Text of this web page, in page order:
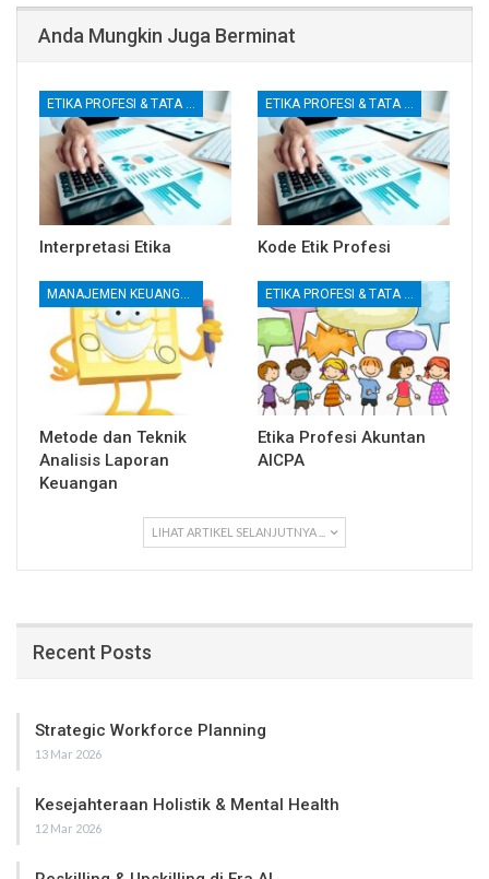
Anda Mungkin Juga Berminat
ETIKA PROFESI & TATA KELOLA KORPORAT
Interpretasi Etika
ETIKA PROFESI & TATA KELOLA KORPORAT
Kode Etik Profesi
MANAJEMEN KEUANGAN
Metode dan Teknik
Analisis Laporan
Keuangan
ETIKA PROFESI & TATA KELOLA KORPORAT
Etika Profesi Akuntan
AICPA
LIHAT ARTIKEL SELANJUTNYA ...
Recent Posts
Strategic Workforce Planning
13 Mar 2026
Kesejahteraan Holistik & Mental Health
12 Mar 2026